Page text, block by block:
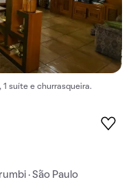
1 suíte e churrasqueira.
· São Paulo